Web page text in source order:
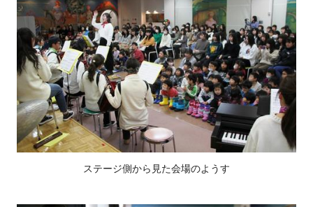
ステージ側から見た会場のようす